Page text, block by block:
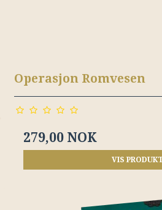
Operasjon Romvesen
279,00 NOK
VIS